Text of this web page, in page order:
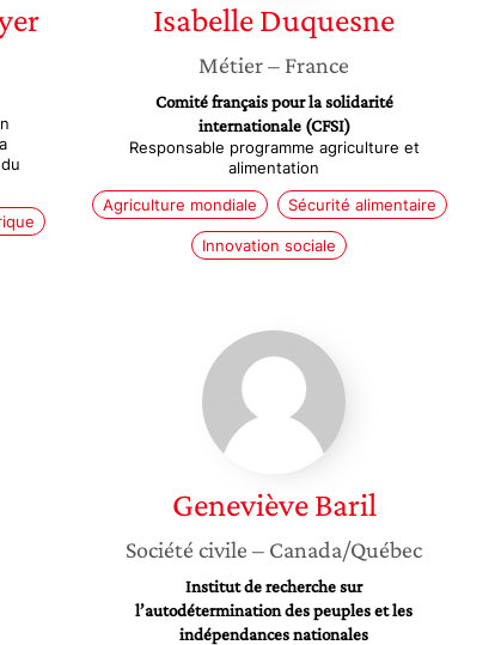
IsabelleDuquesne
Métier– France
Comité français pour la solidarité
internationale (CFSI)
Responsable programme agriculture et
alimentation
Agriculture mondiale
Sécurité alimentaire
Innovation sociale
Geneviève
Baril
Geneviève Baril
Société civile – Canada/Québec
Institut de recherche sur
l’autodétermination des peuples et les
indépendances nationales